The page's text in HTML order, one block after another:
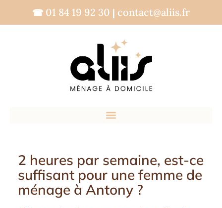
☎ 01 84 19 92 30 | contact@aliis.fr
2 heures par semaine, est-ce
suffisant pour une femme de
ménage à Antony ?